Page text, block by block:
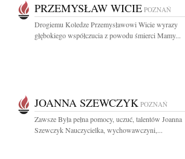
PRZEMYSŁAW WICIE POZNAŃ
Drogiemu Koledze Przemysławowi Wicie wyrazy
głębokiego współczucia z powodu śmierci Mamy...
JOANNA SZEWCZYK POZNAŃ
Zawsze Była pełna pomocy, uczuć, talentów Joanna
Szewczyk Nauczycielka, wychowawczyni,...